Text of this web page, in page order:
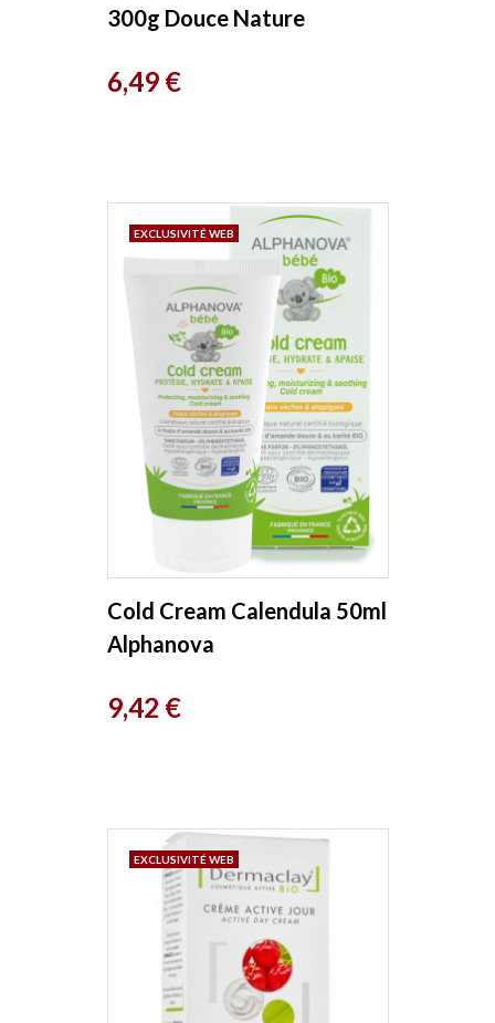
300g Douce Nature
Prix
6,49 €
Cold Cream Calendula 50ml
Alphanova
Prix
9,42 €
EXCLUSIVITÉ WEB
EXCLUSIVITÉ WEB